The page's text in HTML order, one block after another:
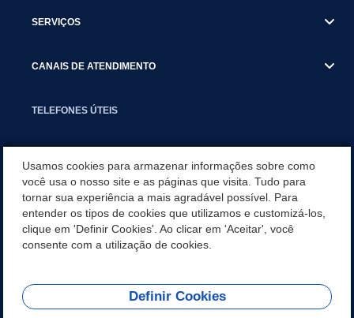
SERVIÇOS
CANAIS DE ATENDIMENTO
TELEFONES ÚTEIS
NOTÍCIAS
APLICATIVO
REDES SOCIAIS
Usamos cookies para armazenar informações sobre como
você usa o nosso site e as páginas que visita. Tudo para
tornar sua experiência a mais agradável possível. Para
entender os tipos de cookies que utilizamos e customizá-los,
clique em 'Definir Cookies'. Ao clicar em 'Aceitar', você
consente com a utilização de cookies.
Definir Cookies